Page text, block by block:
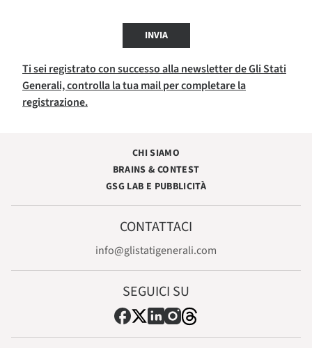
INVIA
Ti sei registrato con successo alla newsletter de Gli Stati
Generali, controlla la tua mail per completare la
registrazione.
CHI SIAMO
BRAINS & CONTEST
GSG LAB E PUBBLICITÀ
CONTATTACI
info@glistatigenerali.com
SEGUICI SU